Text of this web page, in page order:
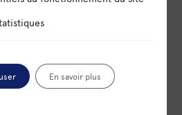
En savoir plus